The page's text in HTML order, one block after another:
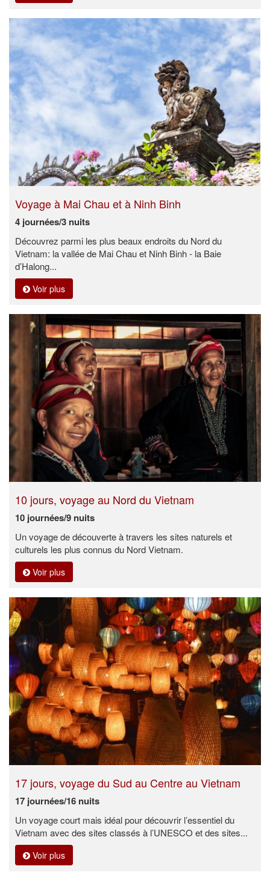
Voyage à Mai Chau et à Ninh Binh
4 journées/3 nuits
Découvrez parmi les plus beaux endroits du Nord du
Vietnam: la vallée de Mai Chau et Ninh Binh - la Baie
d’Halong...
Voir plus
10 jours, voyage au Nord du Vietnam
10 journées/9 nuits
Un voyage de découverte à travers les sites naturels et
culturels les plus connus du Nord Vietnam.
Voir plus
17 jours, voyage du Sud au Centre au Vietnam
17 journées/16 nuits
Un voyage court mais idéal pour découvrir l’essentiel du
Vietnam avec des sites classés à l’UNESCO et des sites...
Voir plus